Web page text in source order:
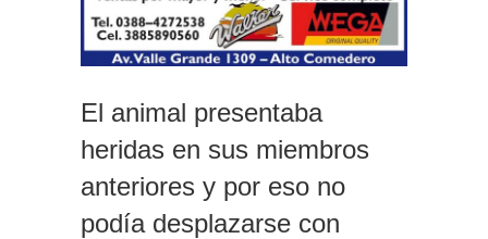
El animal presentaba
heridas en sus miembros
anteriores y por eso no
podía desplazarse con